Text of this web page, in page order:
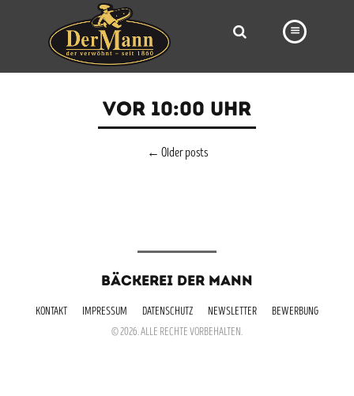
FILIALEN
BÄCKEREI
NEWS
KARRIERE
VIDEOS
VOR 10:00 UHR
← Older posts
BÄCKEREI DER MANN
KONTAKT IMPRESSUM DATENSCHUTZ NEWSLETTER
BEWERBUNG
© 2026. ALLE RECHTE VORBEHALTEN.